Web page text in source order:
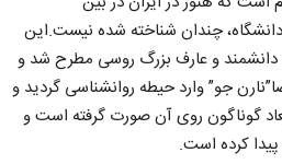
چندان شناخته شده نیست.این
دانشمند و عارف بزرگ روسی مطرح شد و
جو” وارد حیطه روانشناسی گردید و
گوناگون روی آن صورت گرفته است و
کرده است.